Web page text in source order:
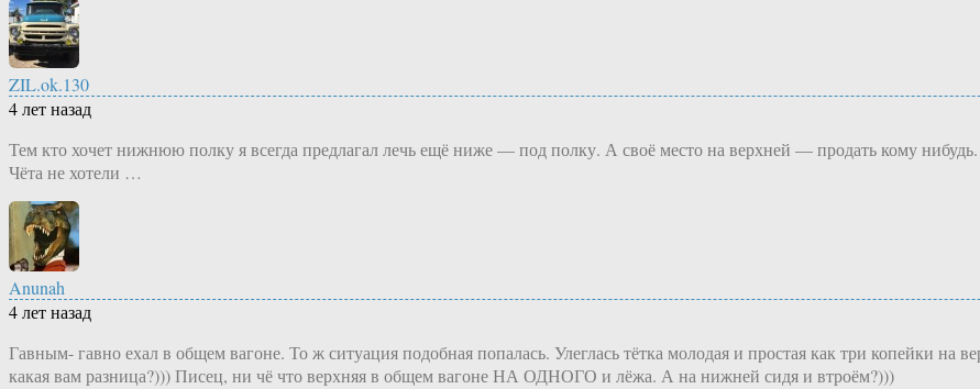
ZIL.ok.130
4 лет назад
Тем кто хочет нижнюю полку я всегда предлагал лечь ещё ниже — под полку. А своё место на верхней — продать кому
Чёта не хотели …
Anunah
4 лет назад
Гавным- гавно ехал в общем вагоне. То ж ситуация подобная попалась. Улеглась тётка молодая и простая как три копейки
какая вам разница?))) Писец, ни чё что верхняя в общем вагоне НА ОДНОГО и лёжа. А на нижней сидя и втроём?)))